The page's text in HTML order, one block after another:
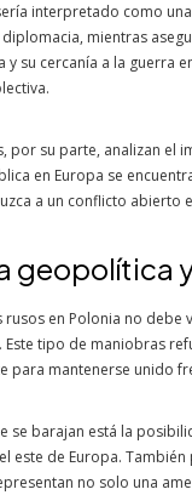
interpretado como
mientras
y su cercanía a la guerra
por su parte, analizan el
en Europa se
a un conflicto abierto
geopolítica
rusos en Polonia no
Este tipo de maniobras
para mantenerse unido
se barajan está la
este de Europa.
no solo una